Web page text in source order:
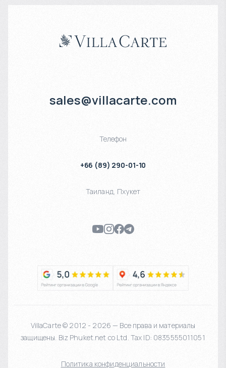
sales@villacarte.com
Телефон
+66 (89) 290-01-10
Таиланд, Пхукет
VillaCarte © 2012 - 2026 — Все права и материалы
защищены. Biz Phuket.net co Ltd. Tax ID: 0835555011051
Политика конфиденциальности